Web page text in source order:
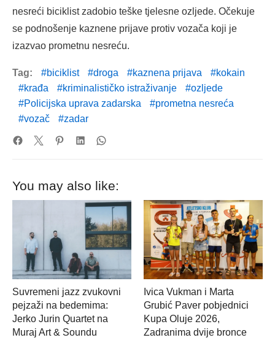
nesreći biciklist zadobio teške tjelesne ozljede. Očekuje
se podnošenje kaznene prijave protiv vozača koji je
izazvao prometnu nesreću.
Tag: biciklist droga kaznena prijava
kokain
krađa
kriminalističko istraživanje
ozljede
Policijska uprava zadarska
prometna nesreća
vozač
zadar
You may also like:
Suvremeni jazz zvukovni
pejzaži na bedemima:
Jerko Jurin Quartet na
Muraj Art & Soundu
Ivica Vukman i Marta
Grubić Paver pobjednici
Kupa Oluje 2026,
Zadranima dvije bronce